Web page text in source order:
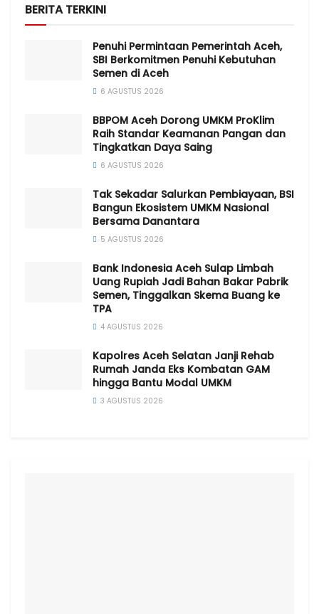
BERITA TERKINI
Penuhi Permintaan Pemerintah Aceh,
SBI Berkomitmen Penuhi Kebutuhan
Semen di Aceh
6 AGUSTUS 2026
BBPOM Aceh Dorong UMKM ProKlim
Raih Standar Keamanan Pangan dan
Tingkatkan Daya Saing
6 AGUSTUS 2026
Tak Sekadar Salurkan Pembiayaan, BSI
Bangun Ekosistem UMKM Nasional
Bersama Danantara
5 AGUSTUS 2026
Bank Indonesia Aceh Sulap Limbah
Uang Rupiah Jadi Bahan Bakar Pabrik
Semen, Tinggalkan Skema Buang ke
TPA
4 AGUSTUS 2026
Kapolres Aceh Selatan Janji Rehab
Rumah Janda Eks Kombatan GAM
hingga Bantu Modal UMKM
3 AGUSTUS 2026